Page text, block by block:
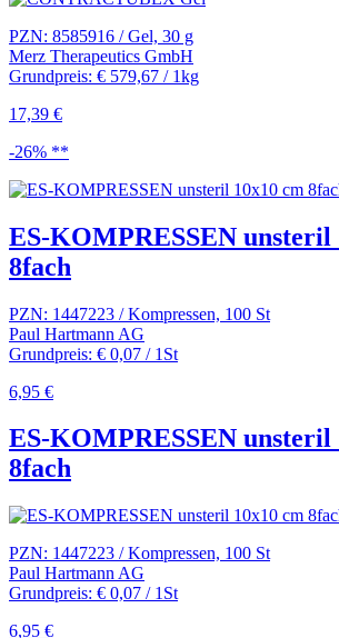
PZN: 8585916 / Gel, 30 g
Merz Therapeutics GmbH
Grundpreis: € 579,67 / 1kg
17,39 €
-26% **
ES-KOMPRESSEN unsteril
8fach
PZN: 1447223 / Kompressen, 100 St
Paul Hartmann AG
Grundpreis: € 0,07 / 1St
6,95 €
ES-KOMPRESSEN unsteril
8fach
PZN: 1447223 / Kompressen, 100 St
Paul Hartmann AG
Grundpreis: € 0,07 / 1St
6,95 €